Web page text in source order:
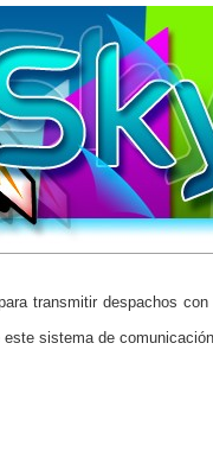
transmitir despachos
sistema de comunicación